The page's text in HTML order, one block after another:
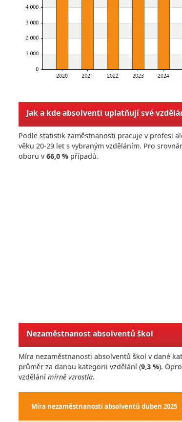
Jak a kde absolventi uplatňují své
Podle statistik zaměstnanosti pracuje v profesi
věku 20-29 let s vybraným vzděláním. Pro
oboru v 66,0 % případů.
Nezaměstnanost absolventů škol
Míra nezaměstnanosti absolventů škol v dané
průměr za danou kategorii vzdělání (9,3 %).
vzdělání mírně vzrostla.
Míra nezaměstnanosti absolventů duben 2025